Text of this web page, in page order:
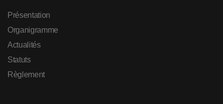
Présentation
Organigramme
Actualités
Statuts
Règlement